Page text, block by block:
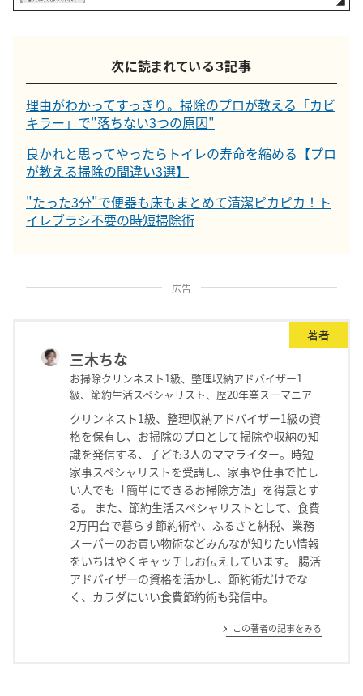
次に読まれている３記事
理由がわかってすっきり。掃除のプロが教える「カビ
キラー」で"落ちない3つの原因"
良かれと思ってやったらトイレの寿命を縮める【プロ
が教える掃除の間違い3選】
"たった3分"で便器も床もまとめて清潔ピカピカ！ト
イレブラシ不要の時短掃除術
広告
著者
三木ちな
お掃除クリンネスト1級、整理収納アドバイザー1
級、節約生活スペシャリスト、歴20年業スーマニア
クリンネスト1級、整理収納アドバイザー1級の資
格を保有し、お掃除のプロとして掃除や収納の知
識を発信する、子ども3人のママライター。時短
家事スペシャリストを受講し、家事や仕事で忙し
い人でも「簡単にできるお掃除方法」を得意とす
る。 また、節約生活スペシャリストとして、食費
2万円台で暮らす節約術や、ふるさと納税、業務
スーパーのお買い物術などみんなが知りたい情報
をいちはやくキャッチしお伝えしています。 腸活
アドバイザーの資格を活かし、節約術だけでな
く、カラダにいい食費節約術も発信中。
この著者の記事をみる